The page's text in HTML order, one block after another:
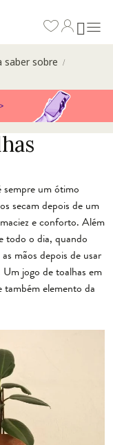
saber sobre /
sempre um ótimo
secam depois de um
e conforto. Além
todo o dia, quando
mãos depois de usar
jogo de toalhas em
elemento da